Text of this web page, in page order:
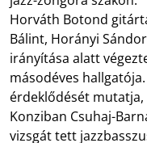
Horváth Botond
Bálint, Horányi
irányítása alatt
másodéves
érdeklődését
Konziban Csuhaj-
vizsgát tett